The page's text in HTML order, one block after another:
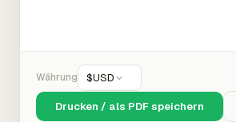
Währung $USD
Drucken / als PDF speichern